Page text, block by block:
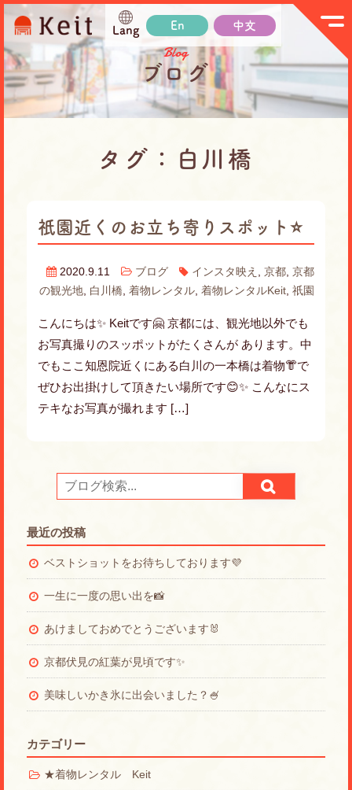
Lang En 中文
Blog
ブログ
タグ：白川橋
祇園近くのお立ち寄りスポット⭐️
2020.9.11 ブログ インスタ映え ,京都 ,京都
の観光地 白川橋 ,着物レンタル ,着物レンタルKeit ,祇園
こんにちは✨ Keitです🤗 京都には、観光地以外でも
お写真撮りのスッポットがたくさんが あります。中
でもここ知恩院近くにある白川の一本橋は着物👘で
ぜひお出掛けして頂きたい場所です😊✨ こんなにス
テキなお写真が撮れます […]
最近の投稿
ベストショットをお待ちしております💜
一生に一度の思い出を📸
あけましておめでとうございます🐰
京都伏見の紅葉が見頃です✨
美味しいかき氷に出会いました？🍧
カテゴリー
★着物レンタル Keit